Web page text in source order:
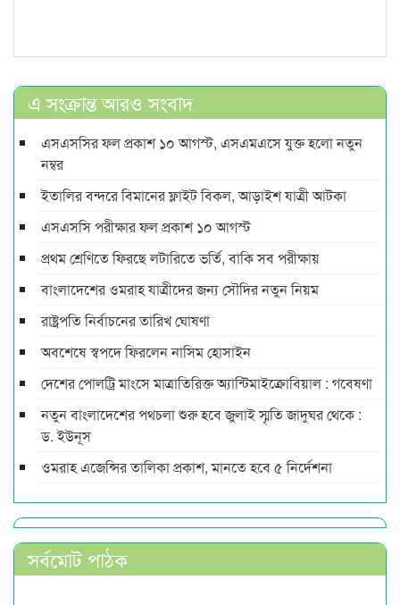
এ সংক্রান্ত আরও সংবাদ
এসএসসির ফল প্রকাশ ১০ আগস্ট, এসএমএসে যুক্ত হলো নতুন
নম্বর
ইতালির বন্দরে বিমানের ফ্লাইট বিকল, আড়াইশ যাত্রী আটকা
এসএসসি পরীক্ষার ফল প্রকাশ ১০ আগস্ট
প্রথম শ্রেণিতে ফিরছে লটারিতে ভর্তি, বাকি সব পরীক্ষায়
বাংলাদেশের ওমরাহ যাত্রীদের জন্য সৌদির নতুন নিয়ম
রাষ্ট্রপতি নির্বাচনের তারিখ ঘোষণা
অবশেষে স্বপদে ফিরলেন নাসিম হোসাইন
দেশের পোলট্রি মাংসে মাত্রাতিরিক্ত অ্যান্টিমাইক্রোবিয়াল : গবেষণা
নতুন বাংলাদেশের পথচলা শুরু হবে জুলাই স্মৃতি জাদুঘর থেকে :
ড. ইউনূস
ওমরাহ এজেন্সির তালিকা প্রকাশ, মানতে হবে ৫ নির্দেশনা
সর্বমোট পাঠক